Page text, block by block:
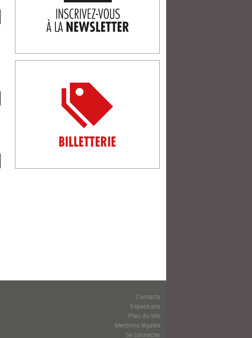
Contacts
Espace pro
Plan du site
Mentions légales
Se connecter